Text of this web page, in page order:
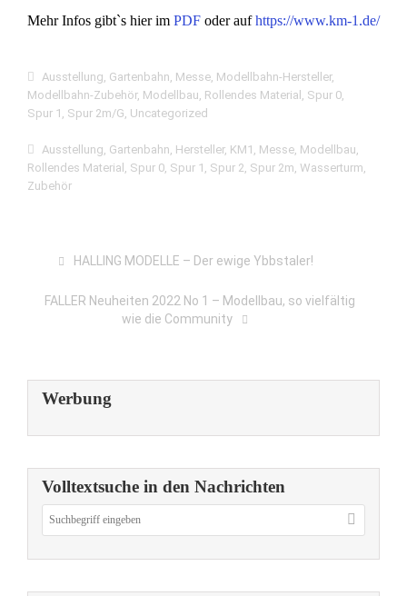
Mehr Infos gibt`s hier im PDF oder aufhttps://www.km-1.de/
Ausstellung, Gartenbahn, Messe, Modellbahn-Hersteller,
Modellbahn-Zubehör, Modellbau, Rollendes Material , Spur 0,
Spur 1 , Spur 2m/G, Uncategorized
Ausstellung, Gartenbahn, Hersteller, KM1 , Messe, Modellbau,
Rollendes Material , Spur 0, Spur 1 , Spur 2, Spur 2m, Wasserturm,
Zubehör
HALLING MODELLE – Der ewige Ybbstaler!
FALLER Neuheiten 2022 No 1 – Modellbau, so vielfältig
wie die Community
Werbung
Volltextsuche in den Nachrichten